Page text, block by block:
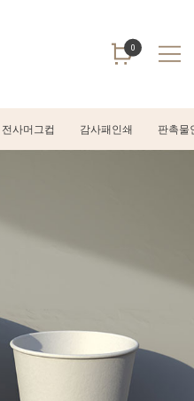
0
전사머그컵 감사패인쇄 판촉물